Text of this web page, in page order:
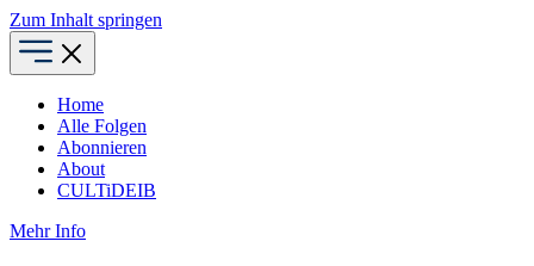
Zum Inhalt springen
Home
Alle Folgen
Abonnieren
About
CULTiDEIB
Mehr Info